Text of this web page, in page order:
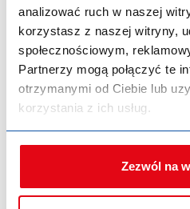
analizować ruch w naszej
korzystasz z naszej witryny,
społecznościowym,
Partnerzy mogą połączyć te
otrzymanymi od Ciebie lub
korzystania z ich usług.
Zezwól na